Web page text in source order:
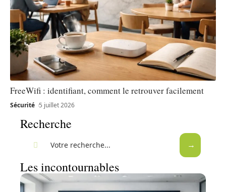
FreeWifi : identifiant, comment le retrouver facilement
Sécurité 5 juillet 2026
Recherche
Les incontournables